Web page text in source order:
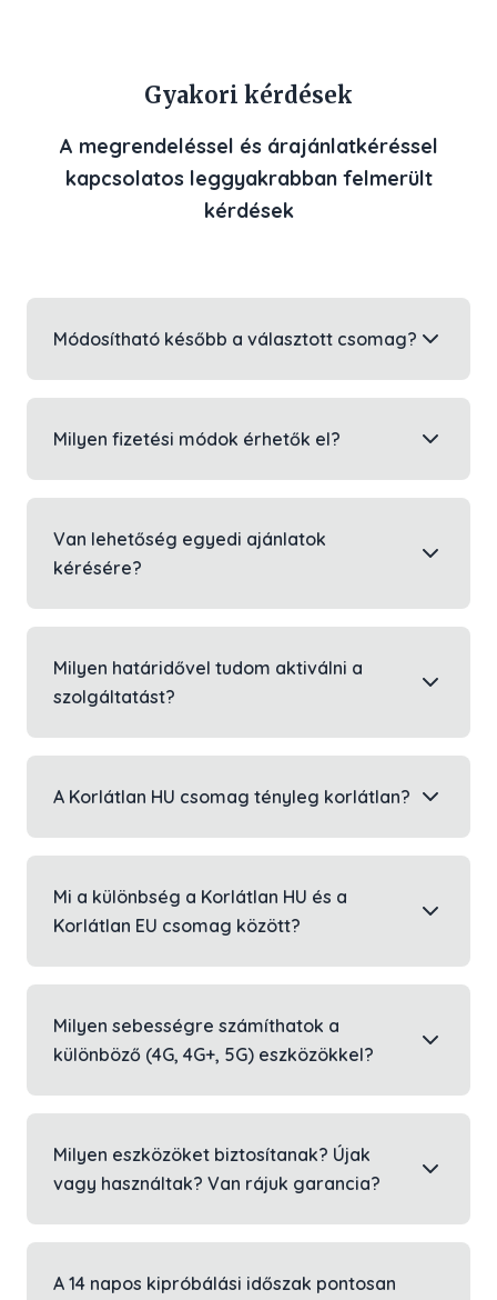
Gyakori kérdések
A megrendeléssel és árajánlatkéréssel
kapcsolatos leggyakrabban felmerült
kérdések
Módosítható később a választott csomag?
Milyen fizetési módok érhetők el?
Van lehetőség egyedi ajánlatok
kérésére?
Milyen határidővel tudom aktiválni a
szolgáltatást?
A Korlátlan HU csomag tényleg korlátlan?
Mi a különbség a Korlátlan HU és a
Korlátlan EU csomag között?
Milyen sebességre számíthatok a
különböző (4G, 4G+, 5G) eszközökkel?
Milyen eszközöket biztosítanak? Újak
vagy használtak? Van rájuk garancia?
A 14 napos kipróbálási időszak pontosan